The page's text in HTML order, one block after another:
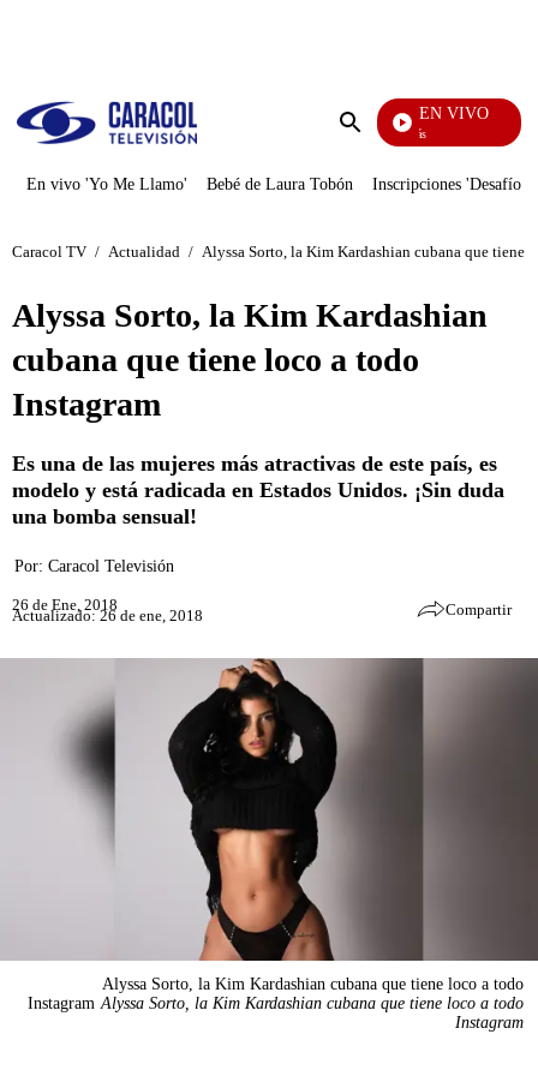
Enviar
EN VIVO
También Caerás
En vivo 'Yo Me Llamo' Bebé de Laura Tobón Inscripciones 'Desafío'
Caracol TV / Actualidad / Alyssa Sorto, la Kim Kardashian cubana que tiene
Alyssa Sorto, la Kim Kardashian
cubana que tiene loco a todo
Instagram
Es una de las mujeres más atractivas de este país, es
modelo y está radicada en Estados Unidos. ¡Sin duda
una bomba sensual!
Por: Caracol Televisión
26 de Ene, 2018
Actualizado: 26 de ene, 2018 Compartir
Alyssa Sorto, la Kim Kardashian cubana que tiene loco a todo
Instagram Alyssa Sorto, la Kim Kardashian cubana que tiene loco a todo
Instagram